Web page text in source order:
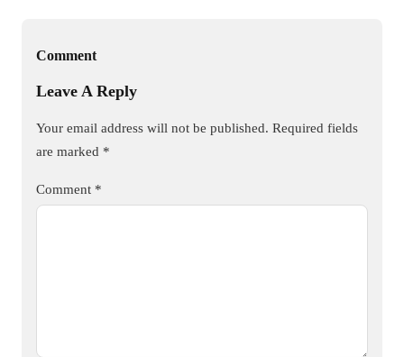
Comment
Leave A Reply
Your email address will not be published. Required fields
are marked *
Comment *